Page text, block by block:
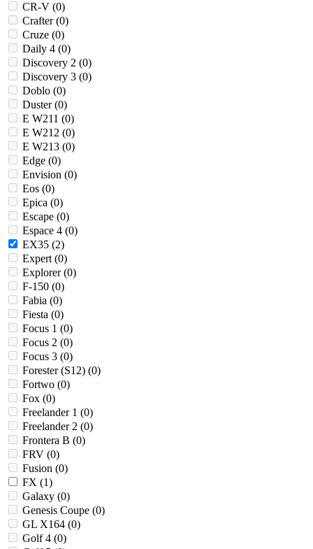
CR-V (0)
Crafter (0)
Cruze (0)
Daily 4 (0)
Discovery 2 (0)
Discovery 3 (0)
Doblo (0)
Duster (0)
E W211 (0)
E W212 (0)
E W213 (0)
Edge (0)
Envision (0)
Eos (0)
Epica (0)
Escape (0)
Espace 4 (0)
EX35 (2)
Expert (0)
Explorer (0)
F-150 (0)
Fabia (0)
Fiesta (0)
Focus 1 (0)
Focus 2 (0)
Focus 3 (0)
Forester (S12) (0)
Fortwo (0)
Fox (0)
Freelander 1 (0)
Freelander 2 (0)
Frontera B (0)
FRV (0)
Fusion (0)
FX (1)
Galaxy (0)
Genesis Coupe (0)
GL X164 (0)
Golf 4 (0)